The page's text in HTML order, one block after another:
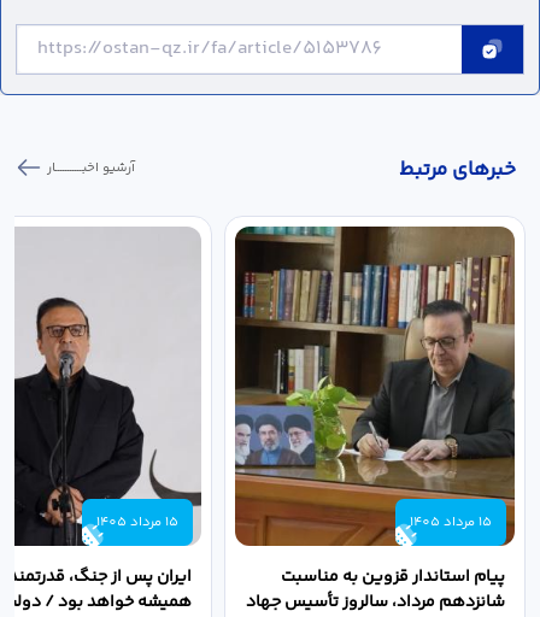
خبر‌های مرتبط آرشیو اخبـــــــــــار
15 مرداد 1405
پیام استاندار قزوین به مناسبت
شانزدهم مرداد، سالروز تأسیس جهاد
15 مرداد 1405
ایران پس از جنگ،
همیشه خواهد بود / دولت